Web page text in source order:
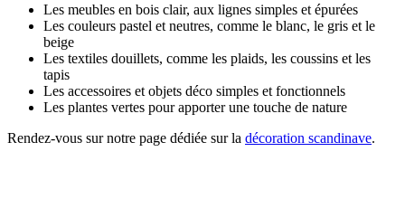
Les meubles en bois clair, aux lignes simples et épurées
Les couleurs pastel et neutres, comme le blanc, le gris et le
beige
Les textiles douillets, comme les plaids, les coussins et les
tapis
Les accessoires et objets déco simples et fonctionnels
Les plantes vertes pour apporter une touche de nature
Rendez-vous sur notre page dédiée sur la décoration scandinave.